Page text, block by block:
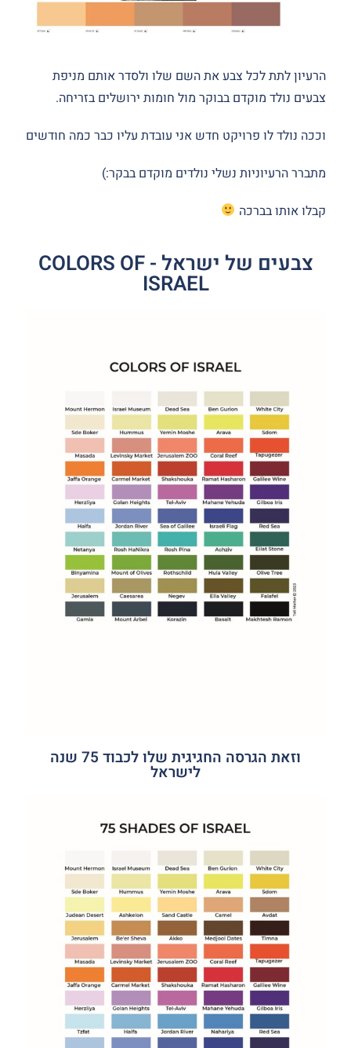
הרעיון לתת לכל צבע את השם שלו ולסדר אותם מניפת
צבעים נולד מוקדם בבוקר מול חומות ירושלים בזריחה.
וככה נולד לו פרויקט חדש אני עובדת עליו כבר כמה חודשים
מתברר הרעיוניות נשלי נולדים מוקדם בבקר:)
קבלו אותו בברכה
צבעים של ישראל - COLORS OF
ISRAEL
וזאת הגרסה החגיגית שלו לכבוד 75 שנה
לישראל